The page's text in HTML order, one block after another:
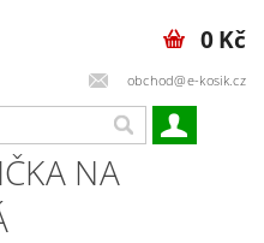
obchod@e-kosik.cz
0 Kč
NA